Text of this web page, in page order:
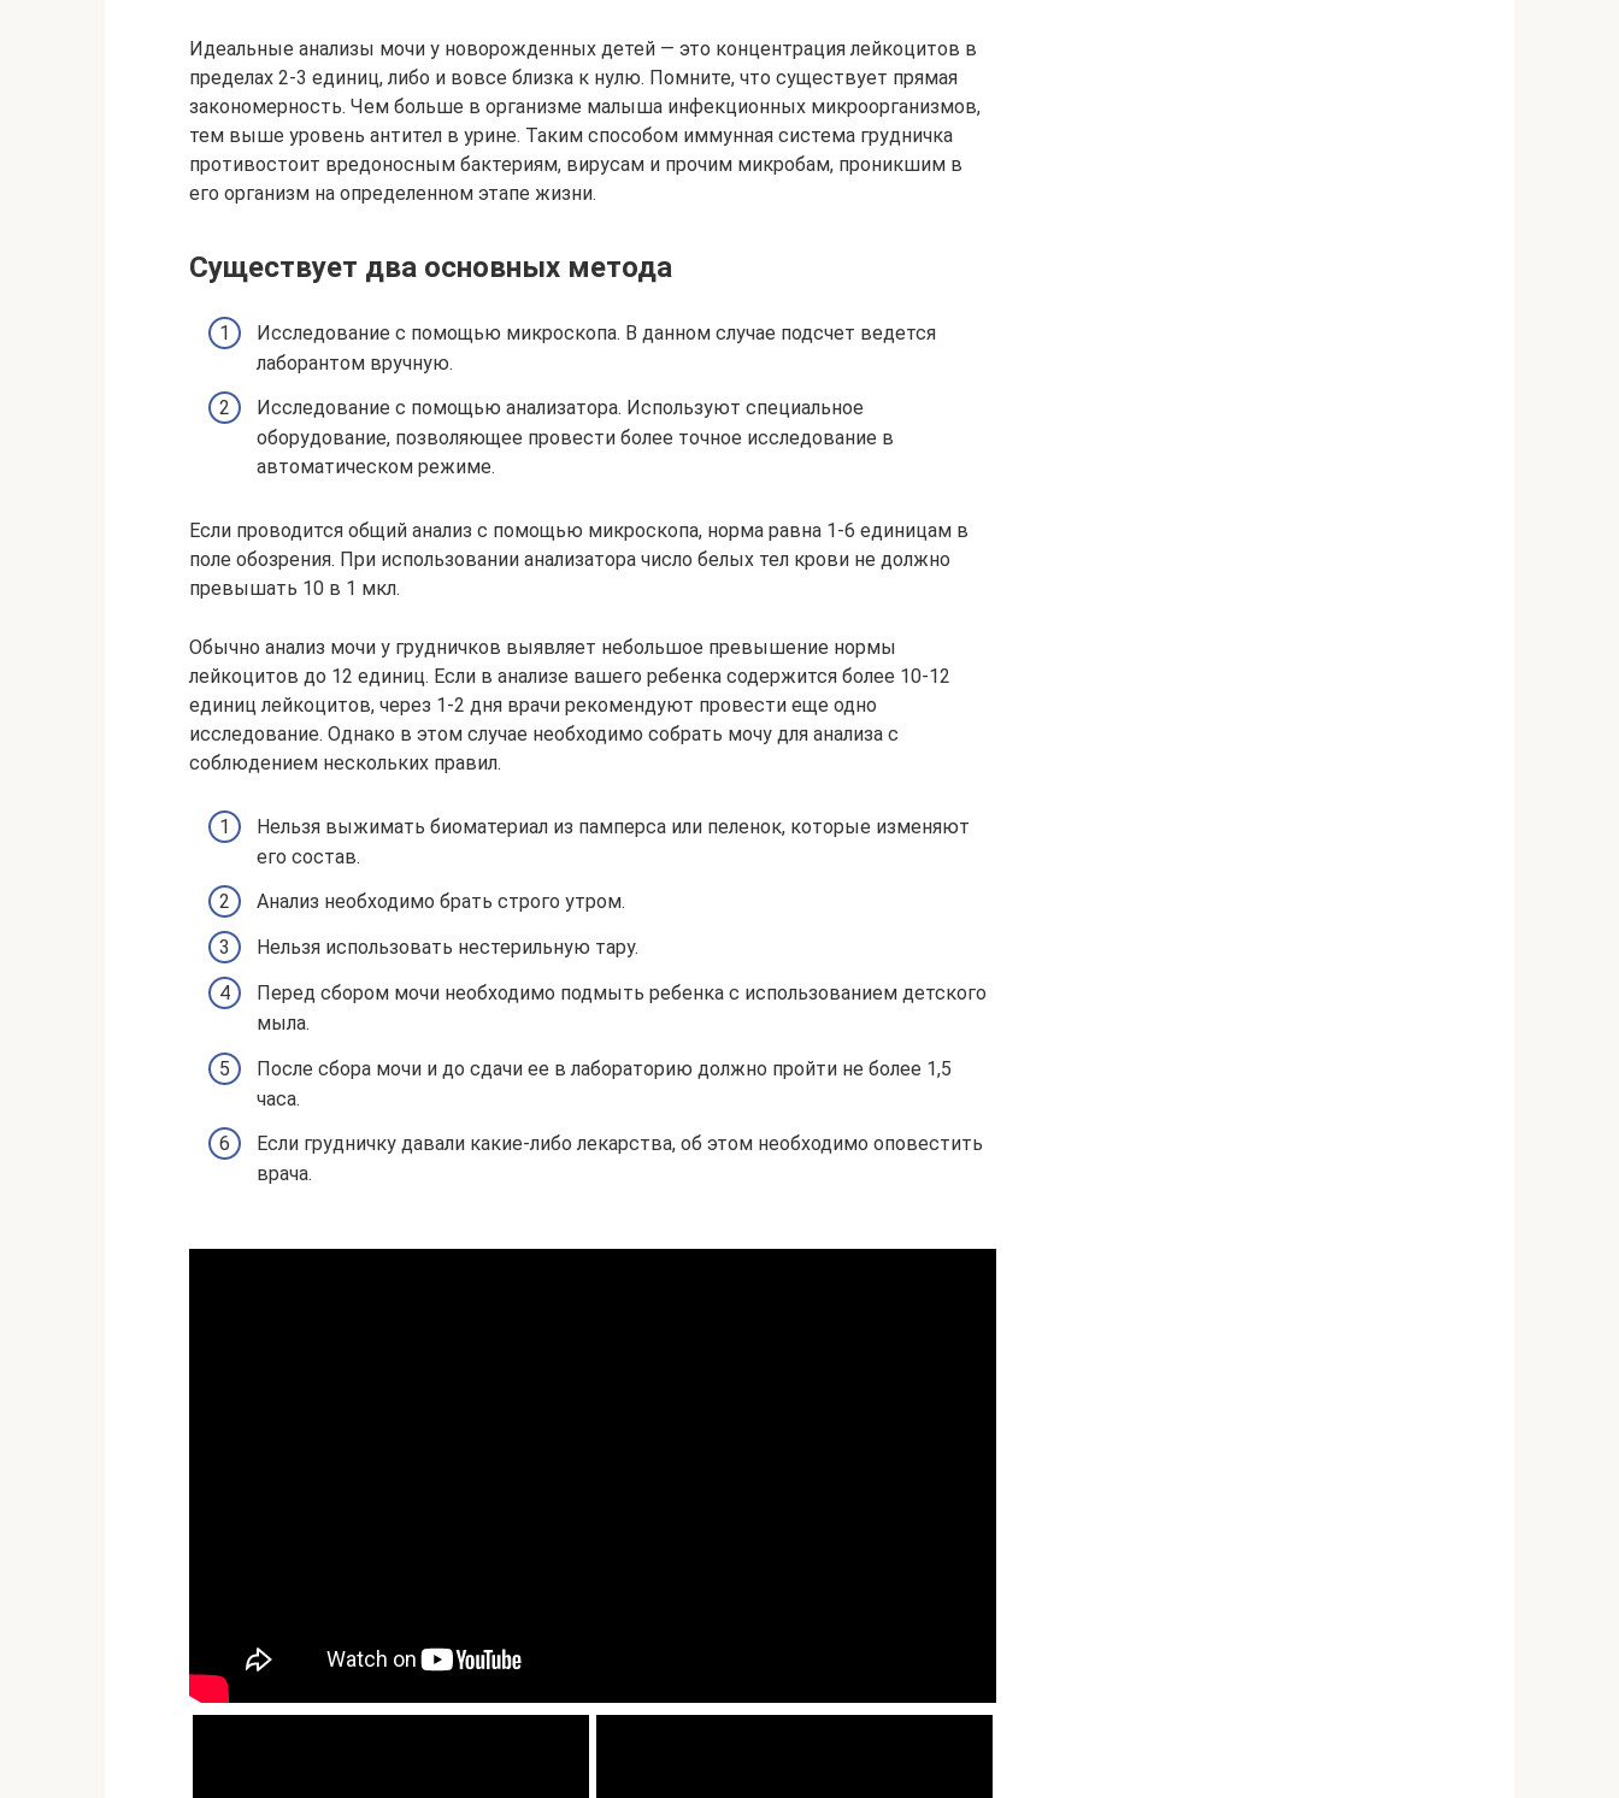
Идеальные анализы мочи у новорожденных детей — это концентрация лейкоцитов в
пределах 2-3 единиц, либо и вовсе близка к нулю. Помните, что существует прямая
закономерность. Чем больше в организме малыша инфекционных микроорганизмов,
тем выше уровень антител в урине. Таким способом иммунная система грудничка
противостоит вредоносным бактериям, вирусам и прочим микробам, проникшим в
его организм на определенном этапе жизни.
Существует два основных метода
Исследование с помощью микроскопа. В данном случае подсчет ведется
лаборантом вручную.
Исследование с помощью анализатора. Используют специальное
оборудование, позволяющее провести более точное исследование в
автоматическом режиме.
Если проводится общий анализ с помощью микроскопа, норма равна 1-6 единицам в
поле обозрения. При использовании анализатора число белых тел крови не должно
превышать 10 в 1 мкл.
Обычно анализ мочи у грудничков выявляет небольшое превышение нормы
лейкоцитов до 12 единиц. Если в анализе вашего ребенка содержится более 10-12
единиц лейкоцитов, через 1-2 дня врачи рекомендуют провести еще одно
исследование. Однако в этом случае необходимо собрать мочу для анализа с
соблюдением нескольких правил.
Нельзя выжимать биоматериал из памперса или пеленок, которые изменяют
его состав.
Анализ необходимо брать строго утром.
Нельзя использовать нестерильную тару.
Перед сбором мочи необходимо подмыть ребенка с использованием детского
мыла.
После сбора мочи и до сдачи ее в лабораторию должно пройти не более 1,5
часа.
Если грудничку давали какие-либо лекарства, об этом необходимо оповестить
врача.